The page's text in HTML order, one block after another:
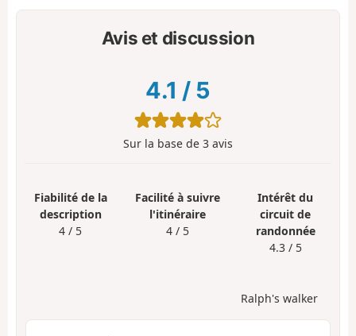
Avis et discussion
4.1 / 5
Sur la base de 3 avis
Fiabilité de la
description
4 / 5
Facilité à suivre
l'itinéraire
4 / 5
Intérêt du
circuit de
randonnée
4.3 / 5
Ralph's walker